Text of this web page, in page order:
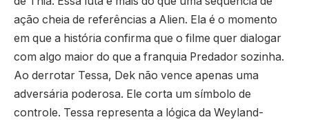
ação cheia de referências a Alien. Ela é o momento
em que a história confirma que o filme quer dialogar
com algo maior do que a franquia Predador sozinha.
Ao derrotar Tessa, Dek não vence apenas uma
adversária poderosa. Ele corta um símbolo de
controle. Tessa representa a lógica da Weyland-